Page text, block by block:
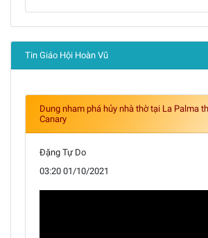
Tin Giáo Hội Hoàn Vũ
Dung nham phá hủy nhà thờ tại La Palma
Canary
Đặng Tự Do
03:20 01/10/2021